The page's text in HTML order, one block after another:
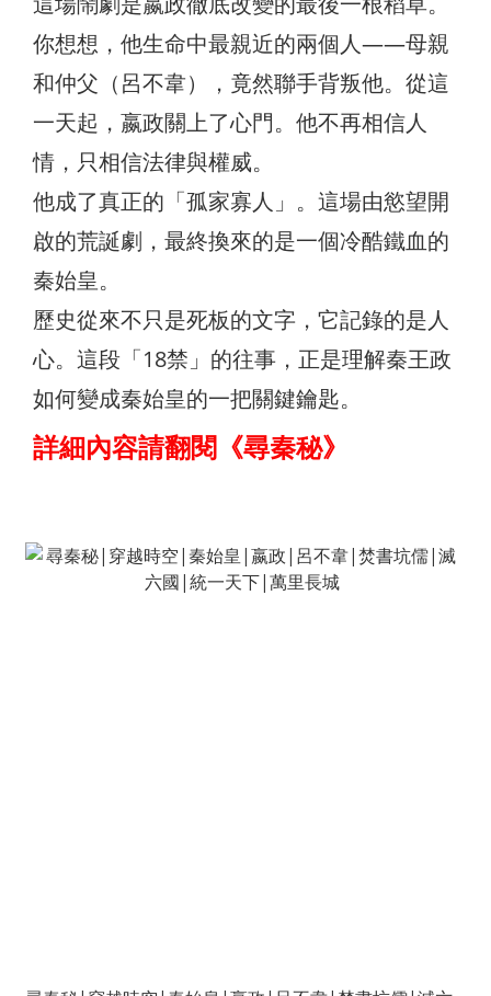
你想想，他生命中最親近的兩個人——母親
和仲父（呂不韋），竟然聯手背叛他。從這
一天起，嬴政關上了心門。他不再相信人
情，只相信法律與權威。
他成了真正的「孤家寡人」。這場由慾望開
啟的荒誕劇，最終換來的是一個冷酷鐵血的
秦始皇。
歷史從來不只是死板的文字，它記錄的是人
心。這段「18禁」的往事，正是理解秦王政
如何變成秦始皇的一把關鍵鑰匙。
詳細內容請翻閱《尋秦秘》